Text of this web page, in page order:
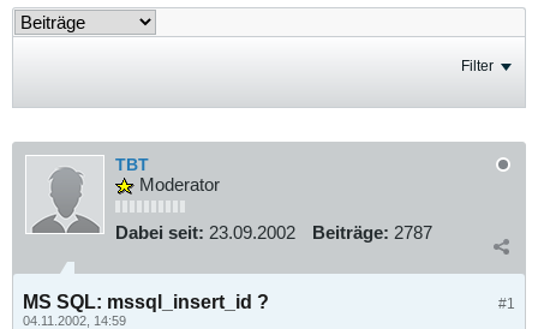
Filter
TBT
Moderator
Dabei seit: 23.09.2002 Beiträge: 2787
#1
MS SQL: mssql_insert_id ?
04.11.2002, 14:59